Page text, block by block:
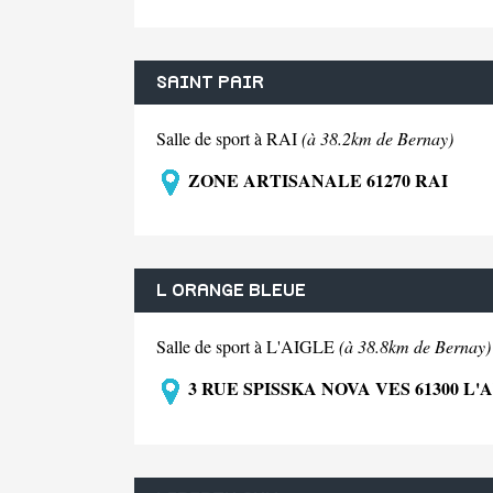
SAINT PAIR
Salle de sport à RAI(à 38.2km de Bernay)
ZONE ARTISANALE 61270 RAI
L ORANGE BLEUE
Salle de sport à L'AIGLE(à 38.8km de Bernay)
3 RUE SPISSKA NOVA VES 61300